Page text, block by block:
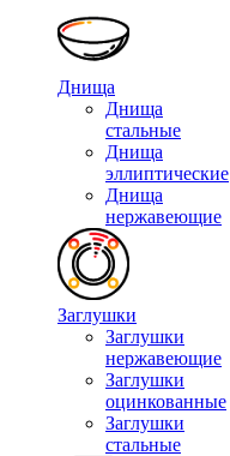
Днища
Днища
стальные
Днища
эллиптические
Днища
нержавеющие
Заглушки
Заглушки
нержавеющие
Заглушки
оцинкованные
Заглушки
стальные